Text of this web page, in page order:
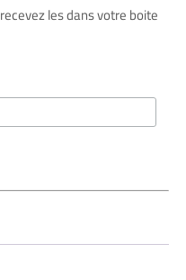
recevez les dans votre boite